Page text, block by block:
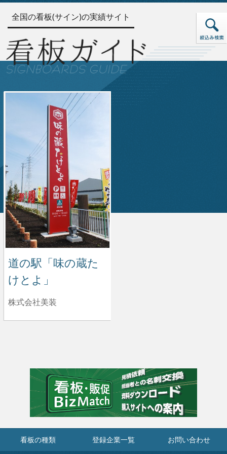
全国の看板(サイン)の実績サイト
道の駅「味の蔵た
けとよ」
株式会社美装
看板の種類 登録企業一覧 お問い合わせ